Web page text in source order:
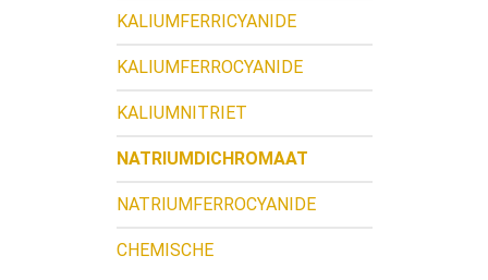
KALIUMFERRICYANIDE
KALIUMFERROCYANIDE
KALIUMNITRIET
NATRIUMDICHROMAAT
NATRIUMFERROCYANIDE
CHEMISCHE